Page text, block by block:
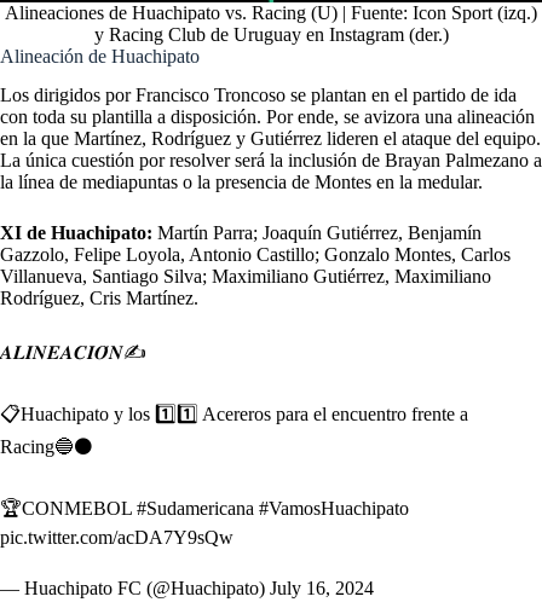
Alineaciones de Huachipato vs. Racing (U) | Fuente: Icon Sport (izq.)
y Racing Club de Uruguay en Instagram (der.)
Alineación de Huachipato
Los dirigidos por Francisco Troncoso se plantan en el partido de ida
con toda su plantilla a disposición. Por ende, se avizora una alineación
en la que Martínez, Rodríguez y Gutiérrez lideren el ataque del equipo.
La única cuestión por resolver será la inclusión de Brayan Palmezano a
la línea de mediapuntas o la presencia de Montes en la medular.
XI de Huachipato: Martín Parra; Joaquín Gutiérrez, Benjamín
Gazzolo, Felipe Loyola, Antonio Castillo; Gonzalo Montes, Carlos
Villanueva, Santiago Silva; Maximiliano Gutiérrez, Maximiliano
Rodríguez, Cris Martínez.
𝑨𝑳𝑰𝑵𝑬𝑨𝑪𝑰𝑶́𝑵✍️
📋Huachipato y los 1️⃣1️⃣ Acereros para el encuentro frente a
Racing🔵⚫️
🏆CONMEBOL #Sudamericana #VamosHuachipato
pic.twitter.com/acDA7Y9sQw
— Huachipato FC (@Huachipato) July 16, 2024